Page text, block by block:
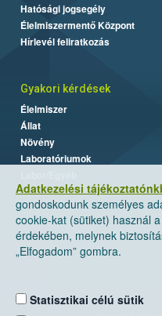
Adatkezelési
gondoskodunk személyes
cookie-kat (sütiket) használ
érdekében, melynek
„Elfogadom” gombra.
Statisztikai célú sütik
Hatósági jogsegély
Élelmiszermentő Központ
Hírlevél feliratkozás
Gyakori kérdések
Élelmiszer
Állat
Növény
Laboratóriumok